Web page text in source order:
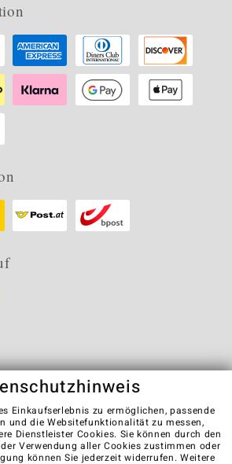
Datenschutz Cookies
Impressum
Vertrag widerrufen
Einkaufserlebnis zu ermöglichen, passende
und die Websitefunktionalität zu messen,
Dienstleister Cookies. Sie können durch den
Verwendung aller Cookies zustimmen oder
können Sie jederzeit widerrufen. Weitere